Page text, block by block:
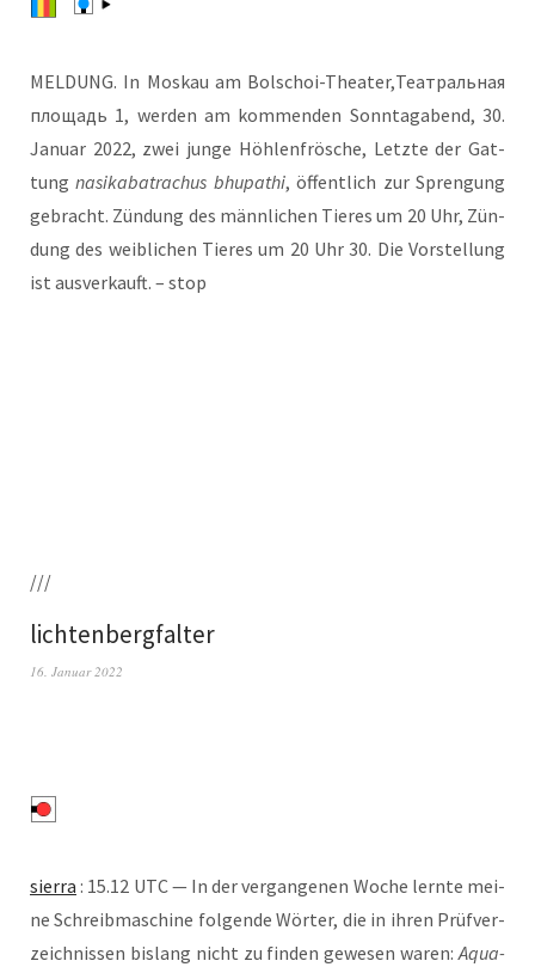
MELDUNG. In Mos­kau am Bolschoi-Theater,Театральная
площадь 1, wer­den am kom­men­den Sonn­tag­abend, 30.
Janu­ar 2022, zwei jun­ge Höh­len­frö­sche, Letz­te der Gat­
tungnas­ik­a­ba­tra­ch­us bhu­pa­thi, öffent­lich zur Spren­gung
gebracht. Zün­dung des männ­li­chen Tie­res um 20 Uhr, Zün­
dung des weib­li­chen Tie­res um 20 Uhr 30. Die Vor­stel­lung
ist aus­ver­kauft. – stop
///
lichtenbergfalter
16. Januar 2022
sier­ra : 15.12 UTC — In der ver­gan­ge­nen Woche lern­te mei­
ne Schreib­ma­schi­ne fol­gen­de Wör­ter, die in ihren Prüf­ver­
zeich­nis­sen bis­lang nicht zu fin­den gewe­sen waren:Aqua­